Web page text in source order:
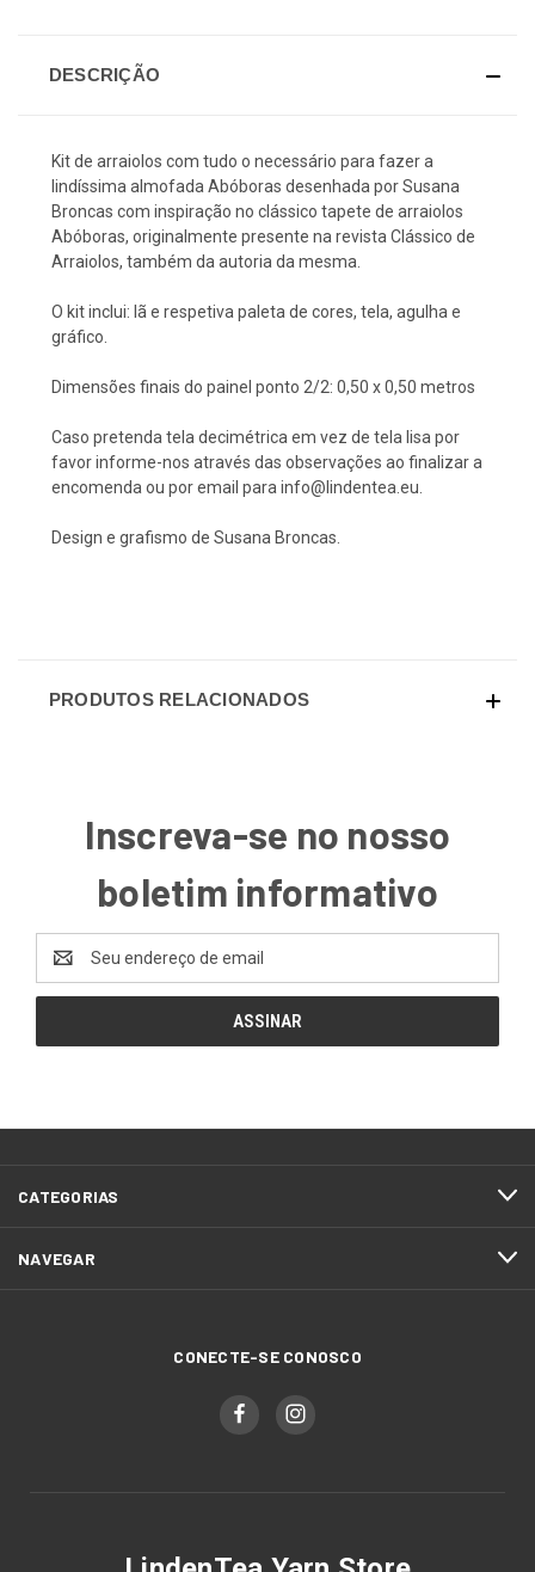
DESCRIÇÃO
Kit de arraiolos com tudo o necessário para fazer a
lindíssima almofada Abóboras desenhada por Susana
Broncas com inspiração no clássico tapete de arraiolos
Abóboras, originalmente presente na revista Clássico de
Arraiolos, também da autoria da mesma.
O kit inclui: lã e respetiva paleta de cores, tela, agulha e
gráfico.
Dimensões finais do painel ponto 2/2: 0,50 x 0,50 metros
Caso pretenda tela decimétrica em vez de tela lisa por
favor informe-nos através das observações ao finalizar a
encomenda ou por email para info@lindentea.eu.
Design e grafismo de Susana Broncas.
PRODUTOS RELACIONADOS
Inscreva-se no nosso
boletim informativo
de
email
CATEGORIAS
NAVEGAR
CONECTE-SE CONOSCO